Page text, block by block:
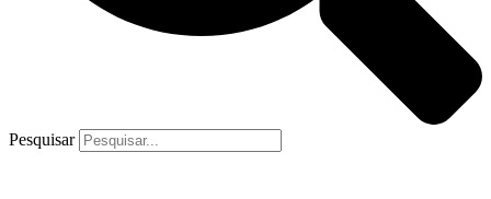
Pesquisar